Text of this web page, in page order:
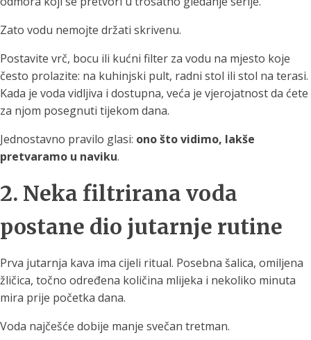
Zato vodu nemojte držati skrivenu.
Postavite vrč, bocu ili kućni filter za vodu na mjesto koje
često prolazite: na kuhinjski pult, radni stol ili stol na terasi.
Kada je voda vidljiva i dostupna, veća je vjerojatnost da ćete
za njom posegnuti tijekom dana.
Jednostavno pravilo glasi: ono što vidimo, lakše
pretvaramo u naviku.
2. Neka filtrirana voda
postane dio jutarnje rutine
Prva jutarnja kava ima cijeli ritual. Posebna šalica, omiljena
žličica, točno određena količina mlijeka i nekoliko minuta
mira prije početka dana.
Voda najčešće dobije manje svečan tretman.